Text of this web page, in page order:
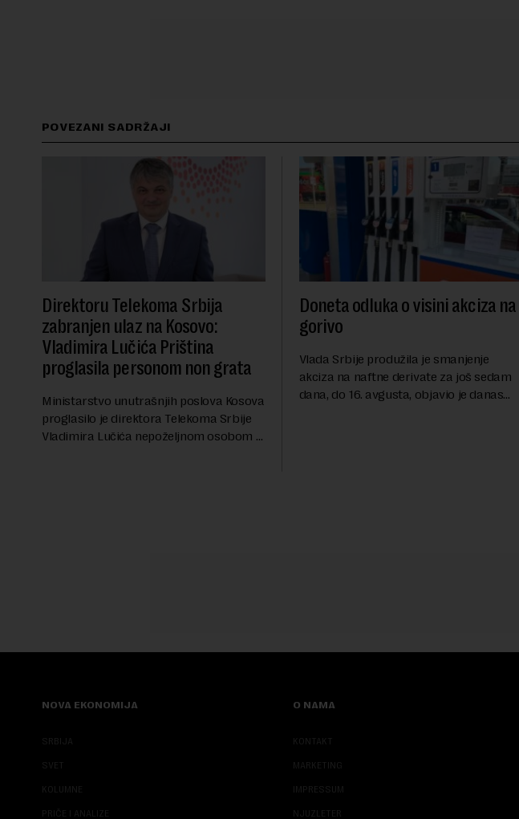
POVEZANI SADRŽAJI
Direktoru Telekoma Srbija
zabranjen ulaz na Kosovo:
Vladimira Lučića Priština
proglasila personom non grata
Ministarstvo unutrašnjih poslova Kosova
proglasilo je direktora Telekoma Srbije
Vladimira Lučića nepoželjnom osobom i
Doneta odluka o visini akciza na
gorivo
Vlada Srbije produžila je smanjenje
akciza na naftne derivate za još sedam
dana, do 16. avgusta, objavio je danas
NOVA EKONOMIJA
SRBIJA
SVET
KOLUMNE
PRIČE I ANALIZE
O NAMA
KONTAKT
MARKETING
IMPRESSUM
NJUZLETER